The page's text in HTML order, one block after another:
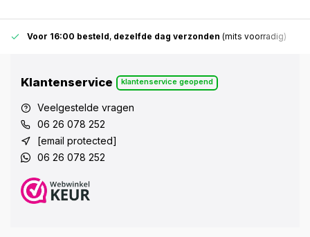
Voor 16:00 besteld, dezelfde dag verzonden (mits voorradig)
Klantenservice klantenservice geopend
Veelgestelde vragen
06 26 078 252
[email protected]
06 26 078 252